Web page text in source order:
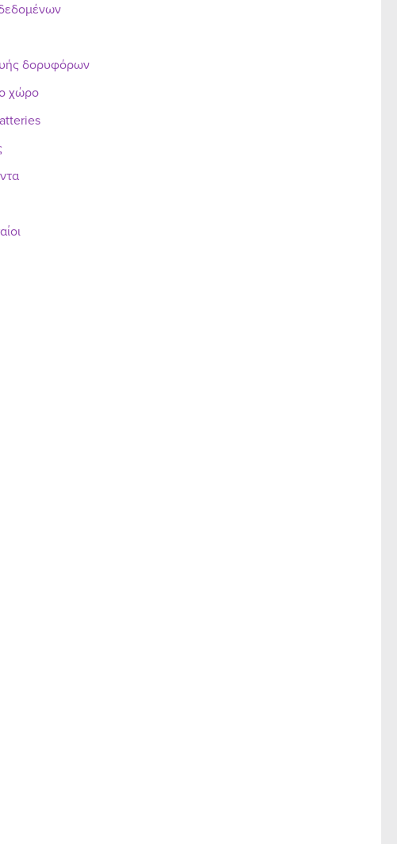
δορυφόρων
χώρο